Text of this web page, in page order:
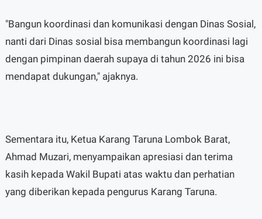
"Bangun koordinasi dan komunikasi dengan Dinas Sosial,
nanti dari Dinas sosial bisa membangun koordinasi lagi
dengan pimpinan daerah supaya di tahun 2026 ini bisa
mendapat dukungan," ajaknya.
Sementara itu, Ketua Karang Taruna Lombok Barat,
Ahmad Muzari, menyampaikan apresiasi dan terima
kasih kepada Wakil Bupati atas waktu dan perhatian
yang diberikan kepada pengurus Karang Taruna.